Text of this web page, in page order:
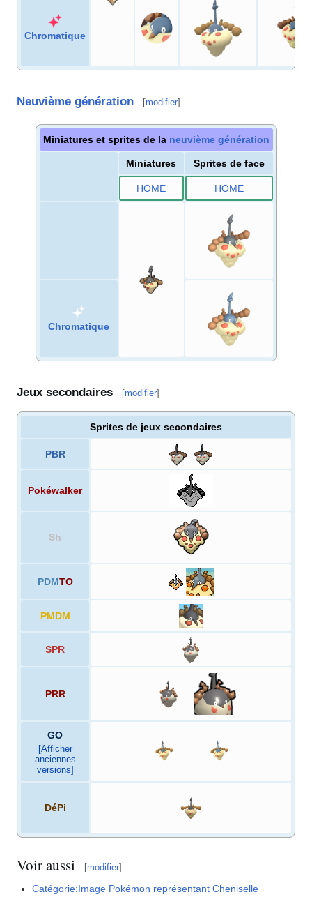
Chromatique
Neuvième génération [modifier]
Miniatures et sprites de la neuvième génération
Miniatures Sprites de face
HOME HOME
Chromatique
Jeux secondaires [modifier]
Sprites de jeux secondaires
PBR
Pokéwalker
Sh
PDMTO
PMDM
SPR
PRR
GO
[Afficher
anciennes
versions]
DéPi
Voir aussi [modifier]
Catégorie:Image Pokémon représentant Cheniselle